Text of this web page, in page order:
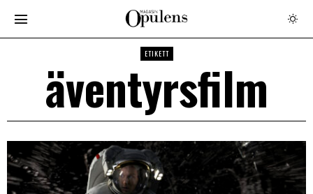
ETIKETT
äventyrsfilm